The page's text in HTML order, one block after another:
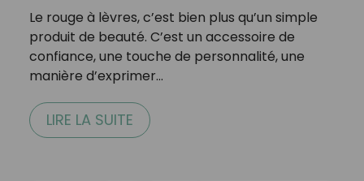
Le rouge à lèvres, c’est bien plus qu’un simple
produit de beauté. C’est un accessoire de
confiance, une touche de personnalité, une
manière d’exprimer…
LIRE LA SUITE